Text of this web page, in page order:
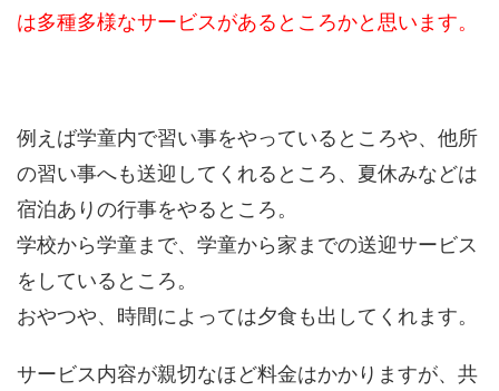
は多種多様なサービスがあるところかと思います。
例えば学童内で習い事をやっているところや、他所
の習い事へも送迎してくれるところ、夏休みなどは
宿泊ありの行事をやるところ。
学校から学童まで、学童から家までの送迎サービス
をしているところ。
おやつや、時間によっては夕食も出してくれます。
サービス内容が親切なほど料金はかかりますが、共